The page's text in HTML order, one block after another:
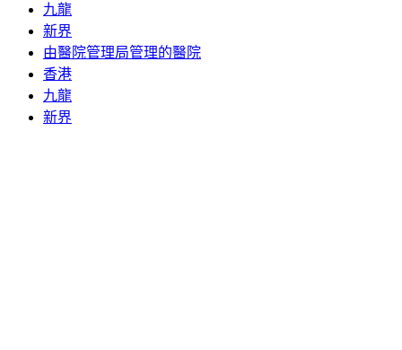
九龍
新界
由醫院管理局管理的醫院
香港
九龍
新界